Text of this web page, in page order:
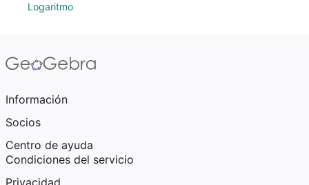
Logaritmo
Información
Socios
Centro de ayuda
Condiciones del servicio
Privacidad